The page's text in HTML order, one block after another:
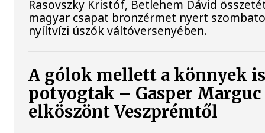
Rasovszky Kristóf, Betlehem Dávid
magyar csapat bronzérmet nyert
nyíltvízi úszók váltóversenyében.
A gólok mellett a könnyek
potyogtak – Gasper Marguc
elköszönt Veszprémtől